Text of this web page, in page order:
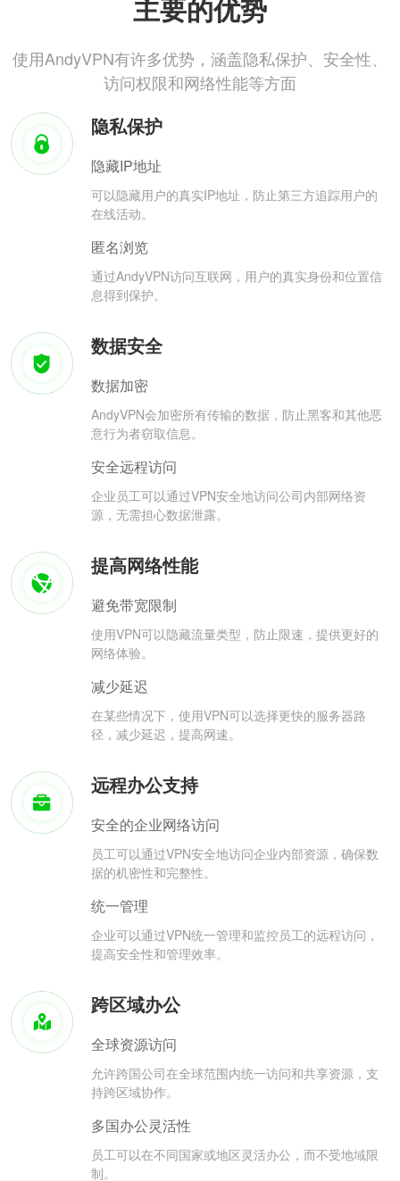
主要的优势
使用AndyVPN有许多优势，涵盖隐私保护、安全性、
访问权限和网络性能等方面
隐私保护
隐藏IP地址
可以隐藏用户的真实IP地址，防止第三方追踪用户的
在线活动。
匿名浏览
通过AndyVPN访问互联网，用户的真实身份和位置信
息得到保护。
数据安全
数据加密
AndyVPN会加密所有传输的数据，防止黑客和其他恶
意行为者窃取信息。
安全远程访问
企业员工可以通过VPN安全地访问公司内部网络资
源，无需担心数据泄露。
提高网络性能
避免带宽限制
使用VPN可以隐藏流量类型，防止限速，提供更好的
网络体验。
减少延迟
在某些情况下，使用VPN可以选择更快的服务器路
径，减少延迟，提高网速。
远程办公支持
安全的企业网络访问
员工可以通过VPN安全地访问企业内部资源，确保数
据的机密性和完整性。
统一管理
企业可以通过VPN统一管理和监控员工的远程访问，
提高安全性和管理效率。
跨区域办公
全球资源访问
允许跨国公司在全球范围内统一访问和共享资源，支
持跨区域协作。
多国办公灵活性
员工可以在不同国家或地区灵活办公，而不受地域限
制。